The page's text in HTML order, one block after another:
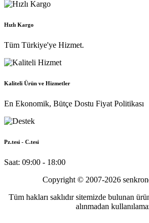
Hızlı Kargo
Tüm Türkiye'ye Hizmet.
Kaliteli Ürün ve Hizmetler
En Ekonomik, Bütçe Dostu Fiyat Politikası
Pz.tesi - C.tesi
Saat: 09:00 - 18:00
Copyright © 2007-2026
Tüm hakları saklıdır sitemizde bulunan
alınmadan